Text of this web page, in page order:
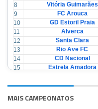
8
Vitória Guimarães
9
FC Arouca
10
GD Estoril Praia
11
Alverca
12
Santa Clara
13
Rio Ave FC
14
CD Nacional
15
Estrela Amadora
17
CD Tondela
18
MAIS CAMPEONATOS